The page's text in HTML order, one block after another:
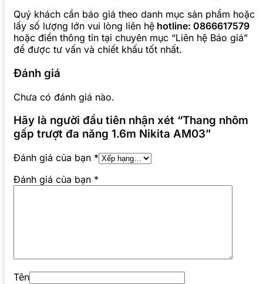
Quý khách cần báo giá theo danh mục sản phẩm hoặc
lấy số lượng lớn vui lòng liên hệ hotline: 0866617579
hoặc điền thông tin tại chuyên mục “Liên hệ Báo giá”
để được tư vấn và chiết khấu tốt nhất.
Đánh giá
Chưa có đánh giá nào.
Hãy là người đầu tiên nhận xét “Thang nhôm
gấp trượt đa năng 1.6m Nikita AM03”
Đánh giá của bạn *
Đánh giá của bạn *
Tên